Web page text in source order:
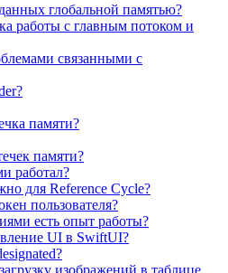
глобальной памятью?
работы с главным потоком и
связанными с
памяти?
памяти?
работал?
для Reference Cycle?
пользователя?
есть опыт работы?
UI в SwiftUI?
изображений в таблице